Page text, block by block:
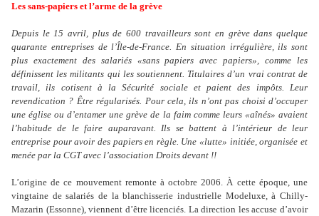
Les sans-papiers et l’arme de la grève
Depuis le 15 avril, plus de 600 travailleurs sont en grève dans quelque
quarante entreprises de l’Île-de-France. En situation irrégulière, ils sont
plus exactement des salariés «sans papiers avec papiers», comme les
définissent les militants qui les soutiennent. Titulaires d’un vrai contrat de
travail, ils cotisent à la Sécurité sociale et paient des impôts. Leur
revendication ? Être régularisés. Pour cela, ils n’ont pas choisi d’occuper
une église ou d’entamer une grève de la faim comme leurs «aînés» avaient
l’habitude de le faire auparavant. Ils se battent à l’intérieur de leur
entreprise pour avoir des papiers en règle. Une «lutte» initiée, organisée et
menée par la CGT avec l’association Droits devant !!
L’origine de ce mouvement remonte à octobre 2006. À cette époque, une
vingtaine de salariés de la blanchisserie industrielle Modeluxe, à Chilly-
Mazarin (Essonne), viennent d’être licenciés. La direction les accuse d’avoir